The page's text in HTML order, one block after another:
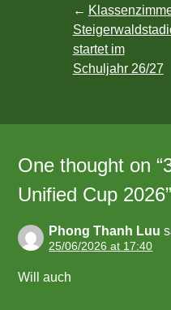
navigationstartet im
Schuljahr 26/27
One thought on “
Unified Cup 2026”
Phong Thanh Luu
25/06/2026 at 17:40
Will auch